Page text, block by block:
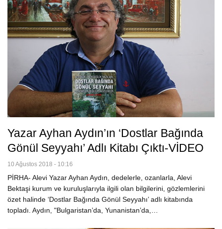
Yazar Ayhan Aydın’ın ‘Dostlar Bağında
Gönül Seyyahı’ Adlı Kitabı Çıktı-VİDEO
10 Ağustos 2018 - 10:16
PİRHA- Alevi Yazar Ayhan Aydın, dedelerle, ozanlarla, Alevi
Bektaşi kurum ve kuruluşlarıyla ilgili olan bilgilerini, gözlemlerini
özet halinde ‘Dostlar Bağında Gönül Seyyahı’ adlı kitabında
topladı. Aydın, "Bulgaristan’da, Yunanistan’da,…